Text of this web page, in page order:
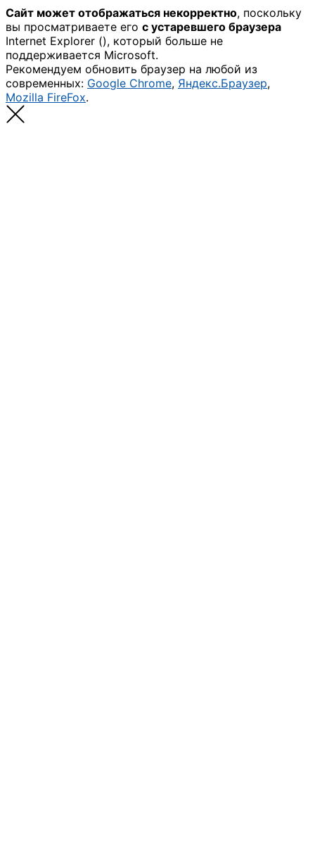
Сайт может отображаться некорректно, поскольку
вы просматриваете его с устаревшего браузера
Internet Explorer (), который больше не
поддерживается Microsoft.
Рекомендуем обновить браузер на любой из
современных: Google Chrome, Яндекс.Браузер,
Mozilla FireFox.